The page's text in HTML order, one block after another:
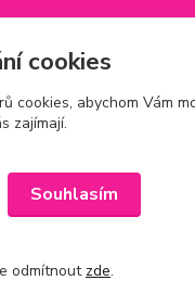
cookies
cookies, abychom Vám
zajímají.
Souhlasím
odmítnout zde.